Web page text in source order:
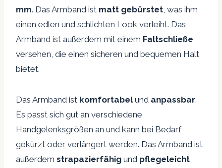
mm. Das Armband ist matt gebürstet , was ihm
einen edlen und schlichten Look verleiht. Das
Armband ist außerdem mit einem Faltschließe
versehen, die einen sicheren und bequemen Halt
bietet.
Das Armband ist komfortabelund anpassbar.
Es passt sich gut an verschiedene
Handgelenksgrößen an und kann bei Bedarf
gekürzt oder verlängert werden. Das Armband ist
außerdem strapazierfähig und pflegeleicht